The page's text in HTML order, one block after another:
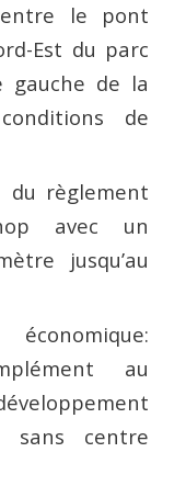
le pont
Est du parc
gauche de la
de
du règlement
avec un
jusqu’au
au
sans centre